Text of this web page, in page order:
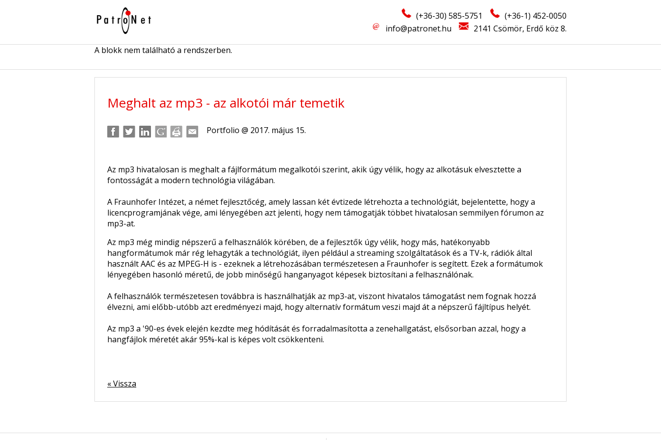
(+36-30) 585-5751
(+36-1) 452-0050
info@patronet.hu
2141 Csömör, Erdő köz 8.
A blokk nem található a rendszerben.
Meghalt az mp3 - az alkotói már temetik
Portfolio @ 2017. május 15.
Az mp3 hivatalosan is meghalt a fájlformátum megalkotói szerint, akik úgy vélik, hogy az alkotásuk elvesztette a
fontosságát a modern technológia világában.
A Fraunhofer Intézet, a német fejlesztőcég, amely lassan két évtizede létrehozta a technológiát, bejelentette, hogy a
licencprogramjának vége, ami lényegében azt jelenti, hogy nem támogatják többet hivatalosan semmilyen fórumon az
mp3-at.
Az mp3 még mindig népszerű a felhasználók körében, de a fejlesztők úgy vélik, hogy más, hatékonyabb
hangformátumok már rég lehagyták a technológiát, ilyen például a streaming szolgáltatások és a TV-k, rádiók által
használt AAC és az MPEG-H is - ezeknek a létrehozásában természetesen a Fraunhofer is segített. Ezek a formátumok
lényegében hasonló méretű, de jobb minőségű hanganyagot képesek biztosítani a felhasználónak.
A felhasználók természetesen továbbra is használhatják az mp3-at, viszont hivatalos támogatást nem fognak hozzá
élvezni, ami előbb-utóbb azt eredményezi majd, hogy alternatív formátum veszi majd át a népszerű fájltípus helyét.
Az mp3 a '90-es évek elején kezdte meg hódítását és forradalmasította a zenehallgatást, elsősorban azzal, hogy a
hangfájlok méretét akár 95%-kal is képes volt csökkenteni.
« Vissza